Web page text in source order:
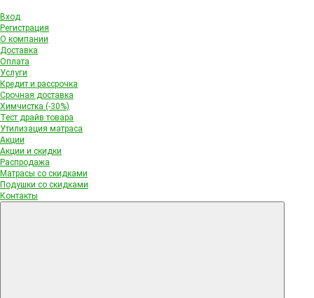
Вход
Регистрация
О компании
Доставка
Оплата
Услуги
Кредит и рассрочка
Срочная доставка
Химчистка (-30%)
Тест драйв товара
Утилизация матраса
Акции
Акции и скидки
Распродажа
Матрасы со скидками
Подушки со скидками
Контакты